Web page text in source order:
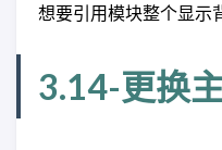
想要引用模块整个显示
3.14-更换